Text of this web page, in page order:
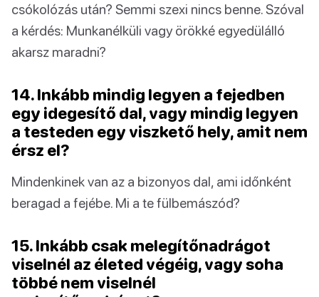
csókolózás után? Semmi szexi nincs benne. Szóval
a kérdés: Munkanélküli vagy örökké egyedülálló
akarsz maradni?
14. Inkább mindig legyen a fejedben
egy idegesítő dal, vagy mindig legyen
a testeden egy viszkető hely, amit nem
érsz el?
Mindenkinek van az a bizonyos dal, ami időnként
beragad a fejébe. Mi a te fülbemászód?
15. Inkább csak melegítőnadrágot
viselnél az életed végéig, vagy soha
többé nem viselnél